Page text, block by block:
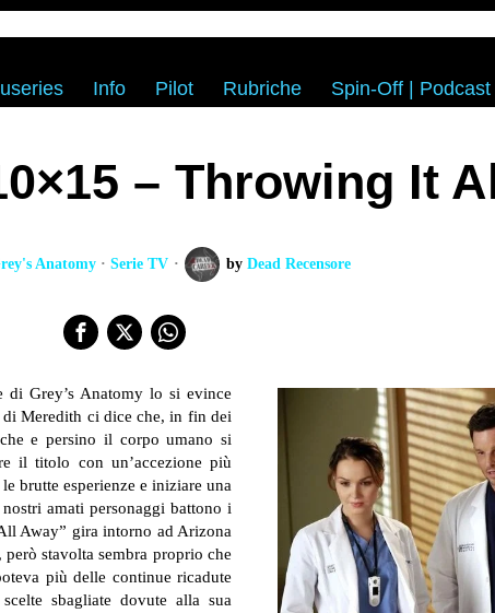
Info Pilot Rubriche Spin-Off | Podcast
– Throwing It
Anatomy · Serie TV by Dead Recensore
di Grey’s Anatomy lo si evince
Meredith ci dice che, in fin dei
e persino il corpo umano si
il titolo con un’accezione più
brutte esperienze e iniziare una
amati personaggi battono i
Away” gira intorno ad Arizona
stavolta sembra proprio che
più delle continue ricadute
sbagliate dovute alla sua